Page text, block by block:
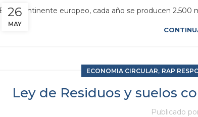
26
MAY
En el continente europeo, cada año se producen 2.500
ECONOMIA CIRCULAR, RAP
Ley de Residuos y suelos
Publicado